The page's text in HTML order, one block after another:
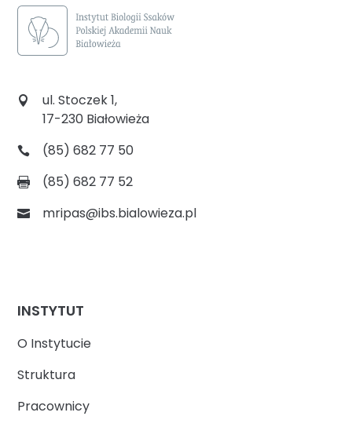
ul. Stoczek 1,
17-230 Białowieża
(85) 682 77 50
(85) 682 77 52
mripas@ibs.bialowieza.pl
INSTYTUT
O Instytucie
Struktura
Pracownicy